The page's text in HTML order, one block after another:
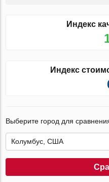
Индекс
Индекс
Выберите город для